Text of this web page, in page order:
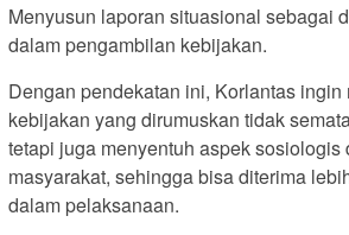
Menyusun laporan situasional sebagai
dalam pengambilan kebijakan.
Dengan pendekatan ini, Korlantas
kebijakan yang dirumuskan tidak
tetapi juga menyentuh aspek sosiologis
masyarakat, sehingga bisa diterima
dalam pelaksanaan.